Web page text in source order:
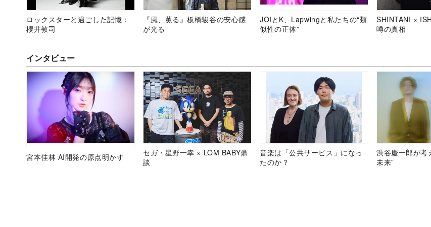
ロックスターと過ごした記憶：
櫻井敦司
『風、薫る』板橋駿谷の安心感
が光る
JOIとK、Lapwingと私たちの“類
似性の正体”
SHINTANI ×
噂の真相
インタビュー
宮本佳林 AI開発の原点明かす
セガ・星野一幸 × LOM BABY鼎
談
音楽は「公共サービス」になっ
たのか？
渋谷慶一郎が考
未来”